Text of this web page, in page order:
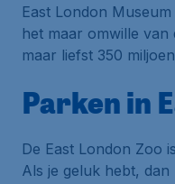
East London
het maar omwille
maar liefst 350
Parken in
De East London Zoo
Als je geluk hebt,